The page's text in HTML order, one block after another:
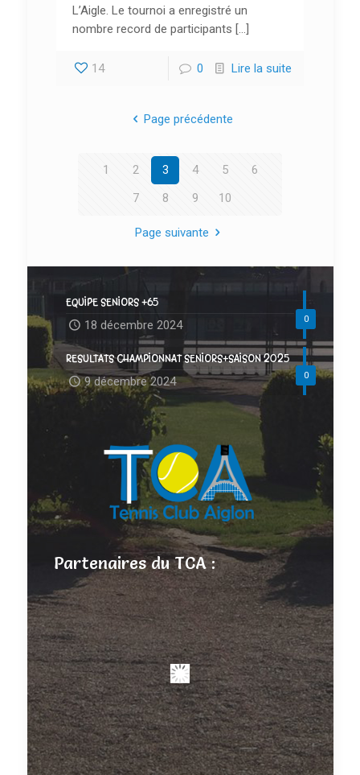
L’Aigle. Le tournoi a enregistré un
nombre record de participants […]
14 0 Lire la suite
Page précédente
1 2 3 4 5
6
7
8 9 10
Page suivante
0
EQUIPE SENIORS +65
18 décembre 2024
0
RESULTATS CHAMPIONNAT SENIORS+SAISON 2025
9 décembre 2024
Partenaires du TCA :